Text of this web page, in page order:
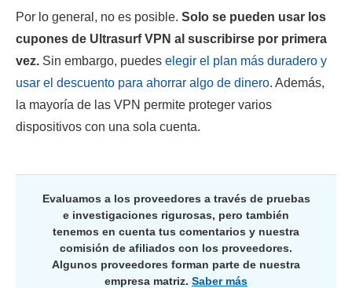
Por lo general, no es posible. Solo se pueden usar los
cupones de Ultrasurf VPN al suscribirse por primera
vez. Sin embargo, puedes elegir el plan más duradero y
usar el descuento para ahorrar algo de dinero. Además,
la mayoría de las VPN permite proteger varios
dispositivos con una sola cuenta.
Evaluamos a los proveedores a través de pruebas
e investigaciones rigurosas, pero también
tenemos en cuenta tus comentarios y nuestra
comisión de afiliados con los proveedores.
Algunos proveedores forman parte de nuestra
empresa matriz. Saber más